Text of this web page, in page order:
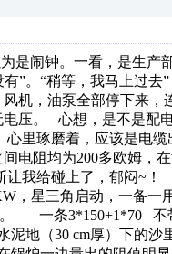
钟。一看，是生产部
。“稍等，我马上过去
风机，油泵全部停下
。 心想，是不是配
里琢磨着，应该是电
电阻均为200多欧姆，
给碰上了，郁闷~！
星三角启动，一备一
一条3*150+1*70 不
地（30 cm厚）下的沙